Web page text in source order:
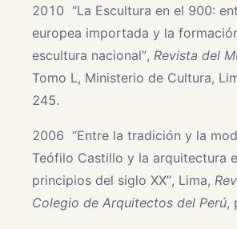
2010 “La Escultura en el 900:
europea importada y la
escultura nacional”, Revista del
Tomo L, Ministerio de Cultura,
245.
2006 “Entre la tradición y la
Teófilo Castillo y la arquitectura
principios del siglo XX”, Lima,
Colegio de Arquitectos del Perú,